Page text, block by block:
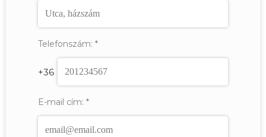
Telefonszám: *
+36
E-mail cím: *